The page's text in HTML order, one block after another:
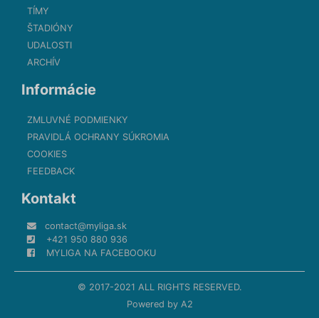
TÍMY
ŠTADIÓNY
UDALOSTI
ARCHÍV
Informácie
ZMLUVNÉ PODMIENKY
PRAVIDLÁ OCHRANY SÚKROMIA
COOKIES
FEEDBACK
Kontakt
contact@myliga.sk
+421 950 880 936
MYLIGA NA FACEBOOKU
© 2017-2021 ALL RIGHTS RESERVED.
Powered by A2